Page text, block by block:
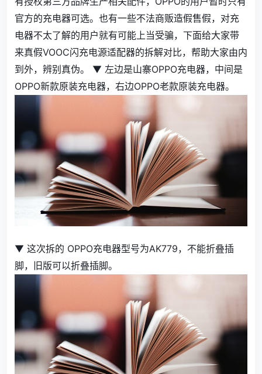
官方的充电器可选。也有一些不法商贩造假售假，对充
电器不太了解的用户就有可能上当受骗，下面给大家带
来真假VOOC闪充电源适配器的拆解对比，帮助大家由内
到外，辨别真伪。 ▼ 左边是山寨OPPO充电器，中间是
OPPO新款原装充电器，右边OPPO老款原装充电器。
▼ 这次拆的 OPPO充电器型号为AK779，不能折叠插
脚，旧版可以折叠插脚。